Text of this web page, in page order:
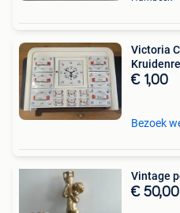
Victoria
€ 1,00
Bezoek
Vintage
€ 50,00